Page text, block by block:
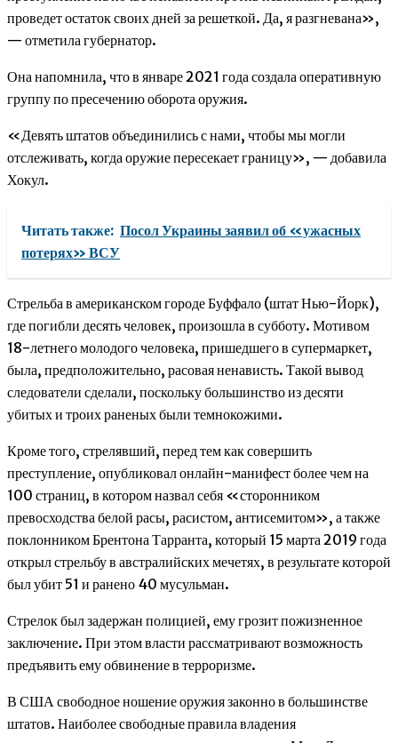
проведет остаток своих дней за решеткой. Да, я разгневана»,
— отметила губернатор.
Она напомнила, что в январе 2021 года создала оперативную
группу по пресечению оборота оружия.
«Девять штатов объединились с нами, чтобы мы могли
отслеживать, когда оружие пересекает границу», — добавила
Хокул.
Читать также: Посол Украины заявил об «ужасных
потерях» ВСУ
Стрельба в американском городе Буффало (штат Нью-Йорк),
где погибли десять человек, произошла в субботу. Мотивом
18-летнего молодого человека, пришедшего в супермаркет,
была, предположительно, расовая ненависть. Такой вывод
следователи сделали, поскольку большинство из десяти
убитых и троих раненых были темнокожими.
Кроме того, стрелявший, перед тем как совершить
преступление, опубликовал онлайн-манифест более чем на
100 страниц, в котором назвал себя «сторонником
превосходства белой расы, расистом, антисемитом», а также
поклонником Брентона Тарранта, который 15 марта 2019 года
открыл стрельбу в австралийских мечетях, в результате которой
был убит 51 и ранено 40 мусульман.
Стрелок был задержан полицией, ему грозит пожизненное
заключение. При этом власти рассматривают возможность
предъявить ему обвинение в терроризме.
В США свободное ношение оружия законно в большинстве
штатов. Наиболее свободные правила владения